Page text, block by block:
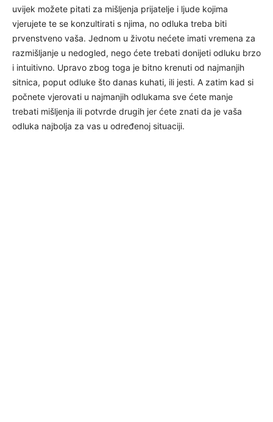
uvijek možete pitati za mišljenja prijatelje i ljude kojima
vjerujete te se konzultirati s njima, no odluka treba biti
prvenstveno vaša. Jednom u životu nećete imati vremena za
razmišljanje u nedogled, nego ćete trebati donijeti odluku brzo
i intuitivno. Upravo zbog toga je bitno krenuti od najmanjih
sitnica, poput odluke što danas kuhati, ili jesti. A zatim kad si
počnete vjerovati u najmanjih odlukama sve ćete manje
trebati mišljenja ili potvrde drugih jer ćete znati da je vaša
odluka najbolja za vas u određenoj situaciji.